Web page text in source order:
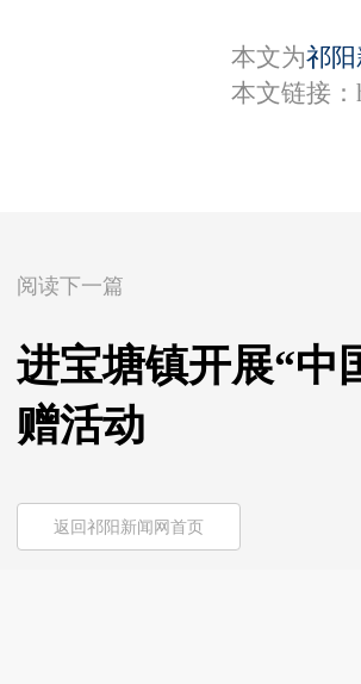
本文为祁阳
本文链接：
阅读下一篇
进宝塘镇开展“中
赠活动
返回祁阳新闻网首页